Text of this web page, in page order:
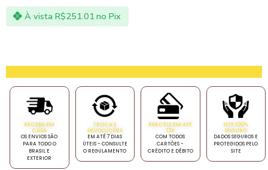
À vista R$251.01 no Pix
RECEBA EM
CASA
OS ENVIOS SÃO
PARA TODO O
BRASIL E
EXTERIOR
TROCA E
DEVOLUÇÕES
EM ATÉ 7 DIAS
ÚTEIS - CONSULTE
O REGULAMENTO
PARCELE EM ATÉ
12X
COM TODOS
CARTÕES -
CRÉDITO E DÉBITO
SITE 100%
SEGURO
DADOS SEGUROS E
PROTEGIDOS PELO
SITE